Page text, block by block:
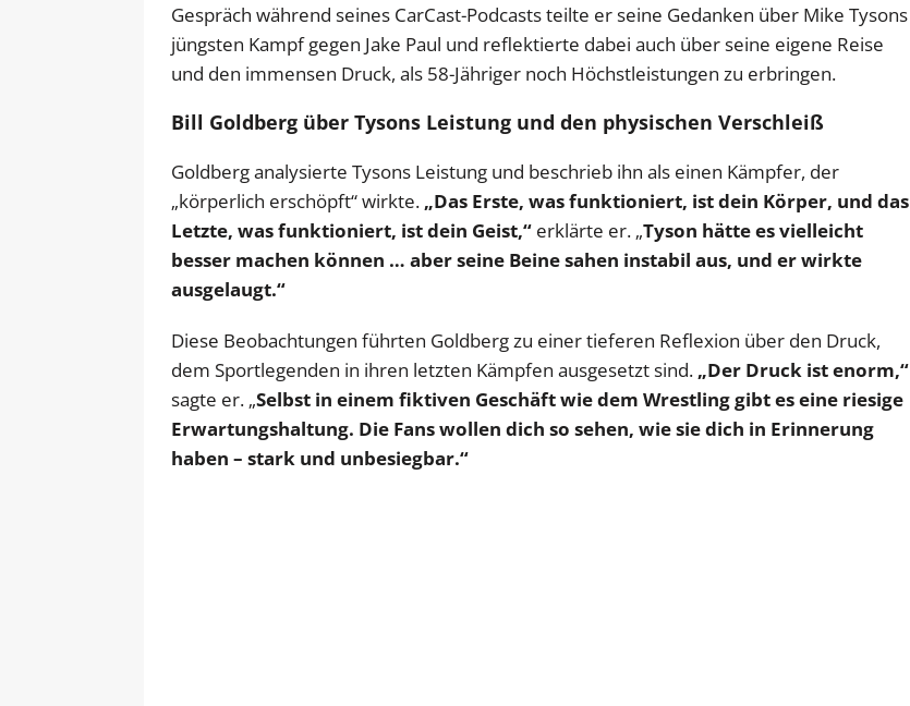
Gespräch während seines CarCast-Podcasts teilte er seine Gedanken über Mike Tysons
jüngsten Kampf gegen Jake Paul und reflektierte dabei auch über seine eigene Reise
und den immensen Druck, als 58-Jähriger noch Höchstleistungen zu erbringen.
Bill Goldberg über Tysons Leistung und den physischen Verschleiß
Goldberg analysierte Tysons Leistung und beschrieb ihn als einen Kämpfer, der
„körperlich erschöpft“ wirkte. „Das Erste, was funktioniert, ist dein Körper, und das
Letzte, was funktioniert, ist dein Geist,“ erklärte er. „Tyson hätte es vielleicht
besser machen können … aber seine Beine sahen instabil aus, und er wirkte
ausgelaugt.“
Diese Beobachtungen führten Goldberg zu einer tieferen Reflexion über den Druck,
dem Sportlegenden in ihren letzten Kämpfen ausgesetzt sind. „Der Druck ist enorm,“
sagte er. „Selbst in einem fiktiven Geschäft wie dem Wrestling gibt es eine riesige
Erwartungshaltung. Die Fans wollen dich so sehen, wie sie dich in Erinnerung
haben – stark und unbesiegbar.“